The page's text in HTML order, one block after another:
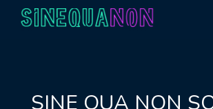
Aller au contenu
SINE QUA NON